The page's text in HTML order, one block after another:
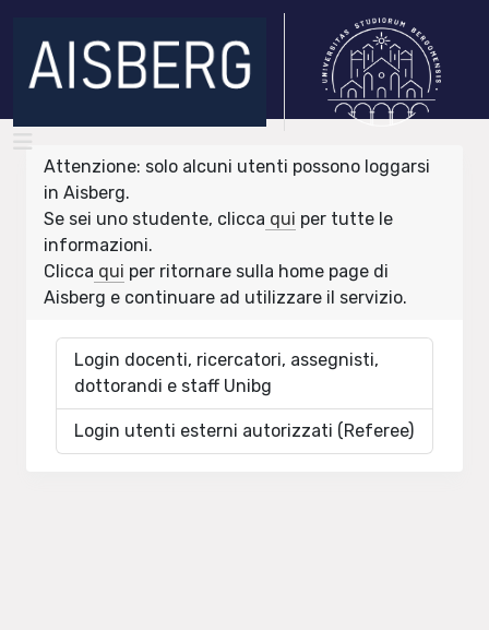
Attenzione: solo alcuni utenti possono loggarsi
in Aisberg.
Se sei uno studente, clicca qui per tutte le
informazioni.
Clicca qui per ritornare sulla home page di
Aisberg e continuare ad utilizzare il servizio.
Login docenti, ricercatori, assegnisti,
dottorandi e staff Unibg
Login utenti esterni autorizzati (Referee)